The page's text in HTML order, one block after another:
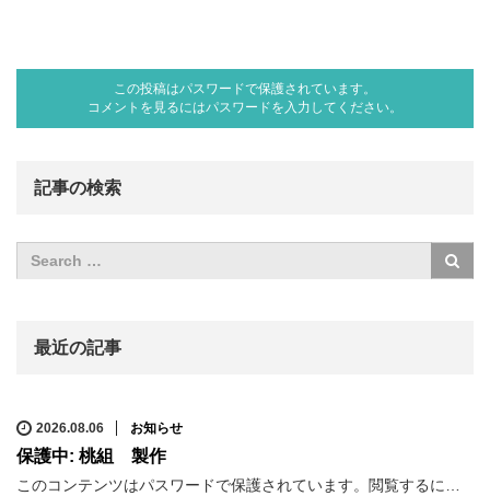
この投稿はパスワードで保護されています。
コメントを見るにはパスワードを入力してください。
記事の検索
最近の記事
2026.08.06 お知らせ
保護中: 桃組 製作
このコンテンツはパスワードで保護されています。閲覧するに…